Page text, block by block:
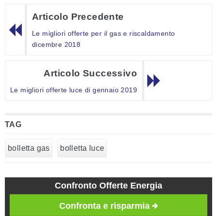
Articolo Precedente
Le migliori offerte per il gas e riscaldamento
dicembre 2018
Articolo Successivo
Le migliori offerte luce di gennaio 2019
TAG
bolletta gas bolletta luce
Confronto Offerte Energia
Confronta e risparmia